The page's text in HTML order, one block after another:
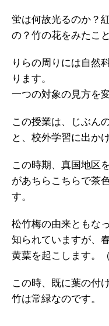
蛍は何故光るのか？
の？竹の花をみたこ
りらの周りには自然
ります。
一つの対象の見方を
この授業は、じぶん
と、校外学習に出か
この時期、真国地区
があちらこちらで茶
す。
松竹梅の由来ともな
知られていますが、
黄葉を起こします。
この時、既に葉の付
竹は常緑なのです。